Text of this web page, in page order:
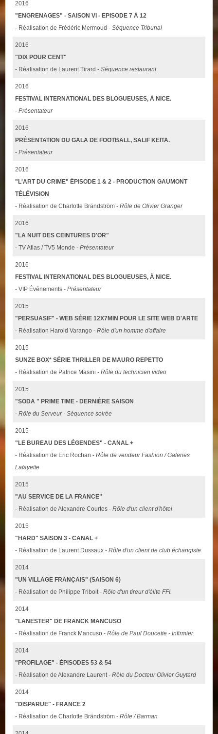
2016
"ENGRENAGES" - SAISON VI - EPISODE 7 À 12
- Réalisation de Frédéric Mermoud -Séquence Tribunal
2016
"DIX POUR CENT"
- Réalisation de Laurent Tirard -Séquence restaurant
2016
FESTIVAL INTERNATIONAL DES BLOGUEUSES, À NICE.
-Présentateur
2016
PRÉSENTATION DU GALA DE FOOTBALL, SALIF KEITA.
-Présentateur
2016
"L'ART DU CRIME" ÉPISODE 1 & 2 - PRODUCTION GAUMONT
TÉLÉVISION
- Réalisation de Charlotte Brändström -Rôle de Olivier Granger
2016
"LA NUIT DES CEINTURES D'OR"
- TV Atlas / TV5 Monde -Présentateur
2016
FESTIVAL INTERNATIONAL DES BLOGUEUSES, À NICE.
- VIP Événements -Présentateur
2015
"PERSUASIF" - WEB SÉRIE 12X7MIN POUR LE SITE WEB D'ARTE
- Réalisation Harold Varango -Rôle d'un homme d'affaire
2015
SUNZE BOX* SÉRIE THRILLER DE MAURO REPETTO
- Réalisation de Patrice Masini -Rôle du technicien video
2015
"SODA " PRIME TIME - DERNIÈRE SAISON
-Rôle du Serveur - Séquence soirée
2015
"LE BUREAU DES LÉGENDES" - CANAL +
- Réalisation de Eric Rochan -Rôle de vendeur Fashion / Galeries
Lafayette
2015
"AU SERVICE DE LA FRANCE"
- Réalisation de Alexandre Courtes -Rôle d'un client d'hôtel
2015
"HARD" SAISON 3 - CANAL +
- Réalisation de Laurent Dussaux -Rôle d'un client de club échangiste
2014
"UN VILLAGE FRANÇAIS" (SAISON 6)
- Réalisation de Philippe Triboit -Rôle d'un tireur d'élite FFI.
2014
"LANESTER" DE FRANCK MANCUSO
- Réalisation de Franck Mancuso -Rôle de Paul Doucette - Infirmier.
2014
"PROFILAGE" - ÉPISODES 53 & 54
- Réalisation de Alexandre Laurent -Rôle du Docteur Olivier Guytard
2014
"DISPARUE" - FRANCE 2
- Réalisation de Charlotte Brändström -Rôle / Barman